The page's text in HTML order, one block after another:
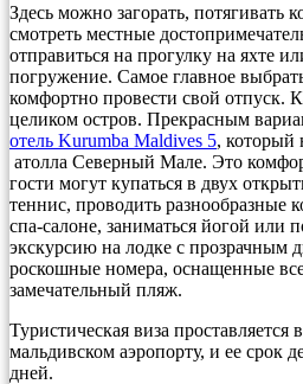
Здесь можно загорать, потягивать
смотреть местные
отправиться на прогулку на яхте
погружение. Самое главное
комфортно провести свой отпуск.
целиком остров. Прекрасным
отель Kurumba Maldives 5, который
атолла Северный Мале. Это
гости могут купаться в двух
теннис, проводить разнообразные
спа-салоне, заниматься йогой или
экскурсию на лодке с прозрачным
роскошные номера, оснащенные
замечательный пляж.
Туристическая виза
мальдивском аэропорту, и ее срок
дней.